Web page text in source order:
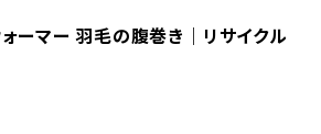
ーマー 羽毛の腹巻き｜リサイクル